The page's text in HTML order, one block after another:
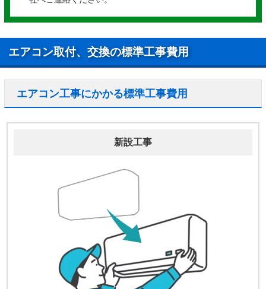
エアコン取付、交換の標準工事費用
エアコン工事にかかる標準工事費用
新設工事